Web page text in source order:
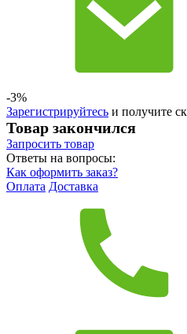
-3%
Зарегистрируйтесь и получите
Товар закончился
Запросить товар
Ответы на вопросы:
Как оформить заказ?
Оплата Доставка